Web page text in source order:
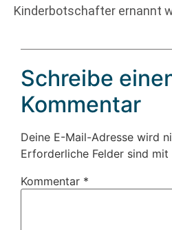
Kinderbotschafter ernannt
Schreibe
Kommentar
Deine E-Mail-Adresse wird
Erforderliche Felder sind mit
Kommentar *